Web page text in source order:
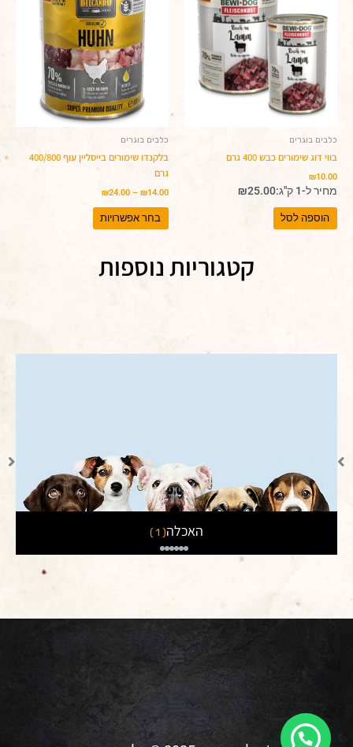
כלבים בוגרים
בווי דוג שימורים כבש 400 גרם
₪10.00
מחיר ל-1 ק"ג: ₪25.00
הוספה לסל
כלבים בוגרים
בלקנדו שימורים בייסליין עוף 400/800
גרם
₪14.00
–
₪24.00
עד
בחר אפשרויות
יש
מספר
סוגים.
ניתן
לבחור
את
האפשרויות
בעמוד
קטגוריות נוספות
חול לחתולים